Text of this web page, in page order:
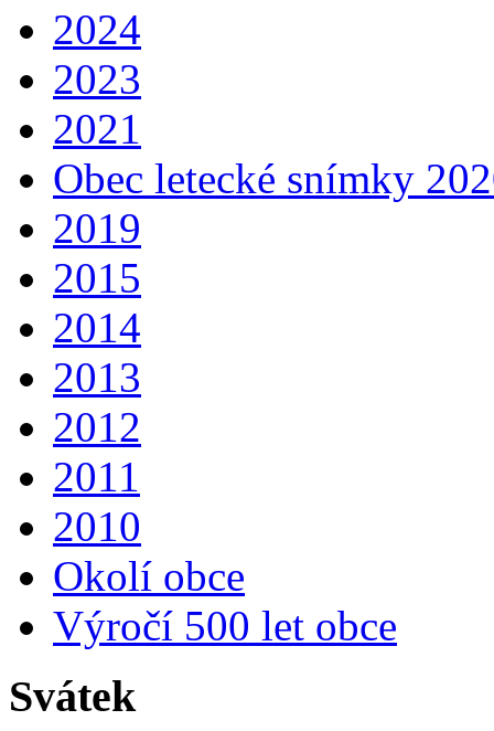
2024
2023
2021
Obec letecké snímky
2019
2015
2014
2013
2012
2011
2010
Okolí obce
Výročí 500 let obce
Svátek